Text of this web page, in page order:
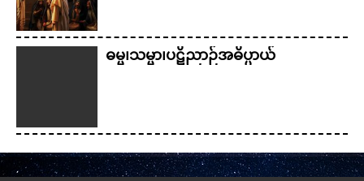
ဓမ္မ၊သမ္မာ၊ပ​ဋိ​ညာဉ်အဓိပ္ပာယ်
Christmasစကားလုံးအဓိပ္ပာယ်